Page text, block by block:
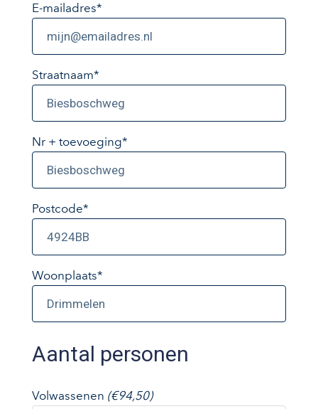
E-mailadres*
Straatnaam*
Nr + toevoeging*
Postcode*
Woonplaats*
Aantal personen
Volwassenen (€94,50)